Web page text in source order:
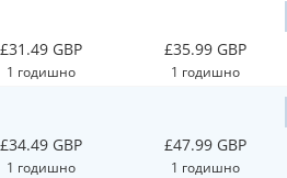
£31.49 GBP
1 годишно
£35.99 GBP
1 годишно
£34.49 GBP
1 годишно
£47.99 GBP
1 годишно